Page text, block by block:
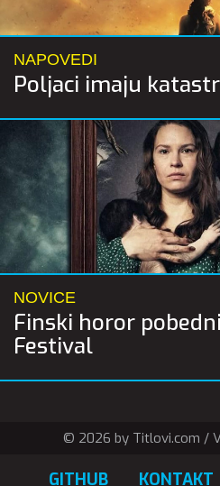
NAPOVEDI
Poljaci imaju
NOVICE
Finski horor
Festival
© 2026 by Titlovi.com /
GITHUB KONTAKT